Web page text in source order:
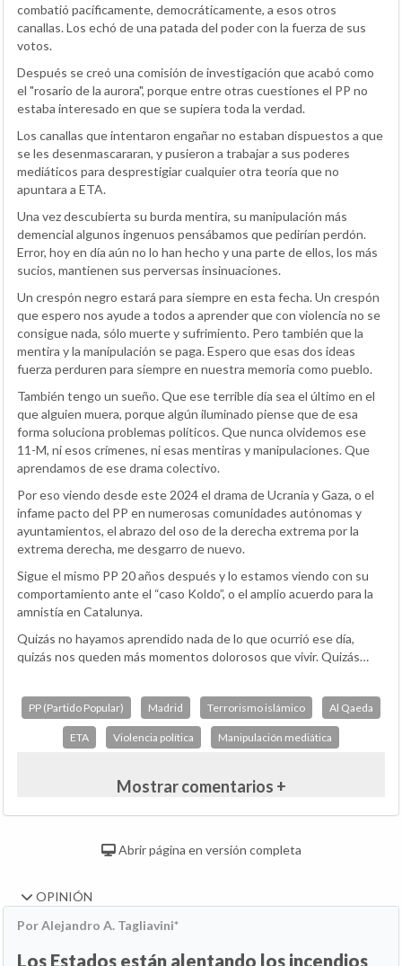
combatió pacíficamente, democráticamente, a esos otros
canallas. Los echó de una patada del poder con la fuerza de sus
votos.
Después se creó una comisión de investigación que acabó como
el "rosario de la aurora", porque entre otras cuestiones el PP no
estaba interesado en que se supiera toda la verdad.
Los canallas que intentaron engañar no estaban dispuestos a que
se les desenmascararan, y pusieron a trabajar a sus poderes
mediáticos para desprestigiar cualquier otra teoría que no
apuntara a ETA.
Una vez descubierta su burda mentira, su manipulación más
demencial algunos ingenuos pensábamos que pedirían perdón.
Error, hoy en día aún no lo han hecho y una parte de ellos, los más
sucios, mantienen sus perversas insinuaciones.
Un crespón negro estará para siempre en esta fecha. Un crespón
que espero nos ayude a todos a aprender que con violencia no se
consigue nada, sólo muerte y sufrimiento. Pero también que la
mentira y la manipulación se paga. Espero que esas dos ideas
fuerza perduren para siempre en nuestra memoria como pueblo.
También tengo un sueño. Que ese terrible día sea el último en el
que alguien muera, porque algún iluminado piense que de esa
forma soluciona problemas políticos. Que nunca olvidemos ese
11-M, ni esos crímenes, ni esas mentiras y manipulaciones. Que
aprendamos de ese drama colectivo.
Por eso viendo desde este 2024 el drama de Ucrania y Gaza, o el
infame pacto del PP en numerosas comunidades autónomas y
ayuntamientos, el abrazo del oso de la derecha extrema por la
extrema derecha, me desgarro de nuevo.
Sigue el mismo PP 20 años después y lo estamos viendo con su
comportamiento ante el “caso Koldo”, o el amplio acuerdo para la
amnistía en Catalunya.
Quizás no hayamos aprendido nada de lo que ocurrió ese día,
quizás nos queden más momentos dolorosos que vivir. Quizás…
PP (Partido Popular) Madrid Terrorismo islámico Al Qaeda
ETA Violencia política Manipulación mediática
Mostrar comentarios +
Abrir página en versión completa
OPINIÓN
Por Alejandro A. Tagliavini*
Los Estados están alentando los incendios